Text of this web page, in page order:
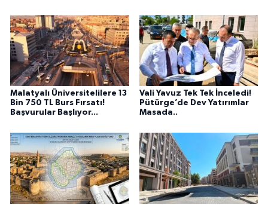
Malatyalı Üniversitelilere 13
Bin 750 TL Burs Fırsatı!
Başvurular Başlıyor...
Vali Yavuz Tek Tek İnceledi!
Pütürge’de Dev Yatırımlar
Masada..